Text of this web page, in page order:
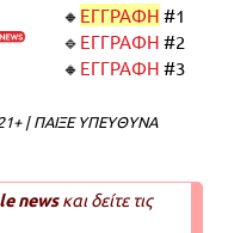
🔸 ΕΓΓΡΑΦΗ #1
🔹 ΕΓΓΡΑΦΗ #2
🔸 ΕΓΓΡΑΦΗ #3
| ΠΑΙΞΕ ΥΠΕΥΘΥΝΑ
newsκαι δείτε τις